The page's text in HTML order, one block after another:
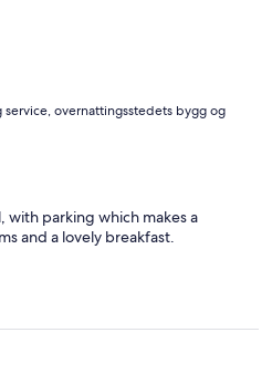
service, overnattingsstedets bygg og
with parking which makes a
and a lovely breakfast.